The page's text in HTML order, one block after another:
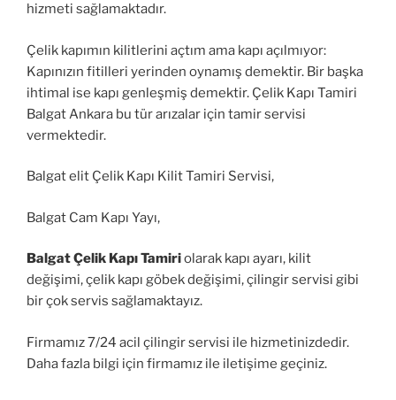
hizmeti sağlamaktadır.
Çelik kapımın kilitlerini açtım ama kapı açılmıyor:
Kapınızın fitilleri yerinden oynamış demektir. Bir başka
ihtimal ise kapı genleşmiş demektir. Çelik Kapı Tamiri
Balgat Ankara bu tür arızalar için tamir servisi
vermektedir.
Balgat elit Çelik Kapı Kilit Tamiri Servisi,
Balgat Cam Kapı Yayı,
Balgat Çelik Kapı Tamiriolarak kapı ayarı, kilit
değişimi, çelik kapı göbek değişimi, çilingir servisi gibi
bir çok servis sağlamaktayız.
Firmamız 7/24 acil çilingir servisi ile hizmetinizdedir.
Daha fazla bilgi için firmamız ile iletişime geçiniz.